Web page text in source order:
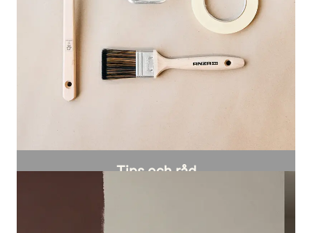
Tips och råd
Så får du ett jämnt och hållbart resultat när